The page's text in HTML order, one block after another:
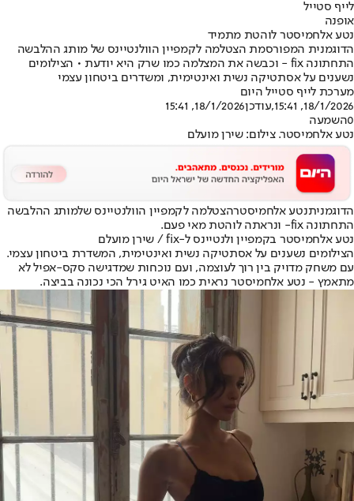
לייף סטייל
אופנה
נטע אלחמיסטר לוהטת מתמיד
הדוגמנית המפורסמת הצטלמה לקמפיין הוולנטיינס של מותג ההלבשה
התחתונה fix - וכבשה את המצלמה כמו שרק היא יודעת • הצילומים
נשענים על אסתטיקה נשית ואינטימית, ומשדרים ביטחון עצמי
מערכת לייף סטייל היום
18/1/2026, 15:41
,עודכן18/1/2026, 15:41
0השמעה
נטע אלחמיסטר. צילום: שירן מועלם
הדוגמניתנטע אלחמיסטרהצטלמה לקמפיין הוולנטיינס שלמותג ההלבשה
התחתונה fix
- ונראתה לוהטת מאי פעם.
נטע אלחמיסטר בקמפיין ולנטיינס ל-fix / שירן מועלם
הצילומים נשענים על אסתטיקה נשית ואינטימית, המשדרת ביטחון עצמי.
עם משחק מדויק בין רוך לעוצמה, ועם נוכחות שמדגישה סקס-אפיל לא
מתאמץ - נטע אלחמיסטר נראית כמו האיט גירל הכי נכונה בביצה.